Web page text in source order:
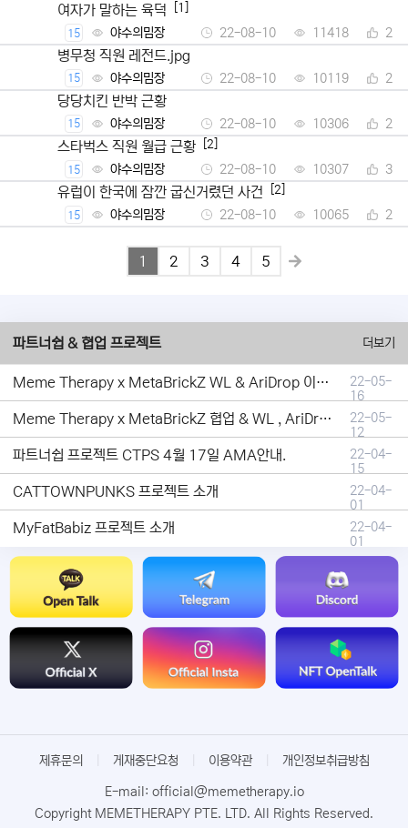
여자가 말하는 육덕 [1]
15 야수의밈장 22-08-10 11418 2
병무청 직원 레전드.jpg
15 야수의밈장 22-08-10 10119 2
당당치킨 반박 근황
15 야수의밈장 22-08-10 10306 2
스타벅스 직원 월급 근황 [2]
15 야수의밈장 22-08-10 10307 3
유럽이 한국에 잠깐 굽신거렸던 사건 [2]
15 야수의밈장 22-08-10 10065 2
1 2 3 4 5
파트너쉽 & 협업 프로젝트 더보기
Meme Therapy x MetaBrickZ WL & AriDrop 이벤트 결과안내!
22-05-
16
Meme Therapy x MetaBrickZ 협업 & WL , AriDrop 이벤트 안내
22-05-
12
파트너쉽 프로젝트 CTPS 4월 17일 AMA안내.
22-04-
15
CATTOWNPUNKS 프로젝트 소개
22-04-
01
MyFatBabiz 프로젝트 소개
22-04-
01
제휴문의 게재중단요청 이용약관 개인정보취급방침
E-mail: official@memetherapy.io
Copyright MEMETHERAPY PTE. LTD. All Rights Reserved.